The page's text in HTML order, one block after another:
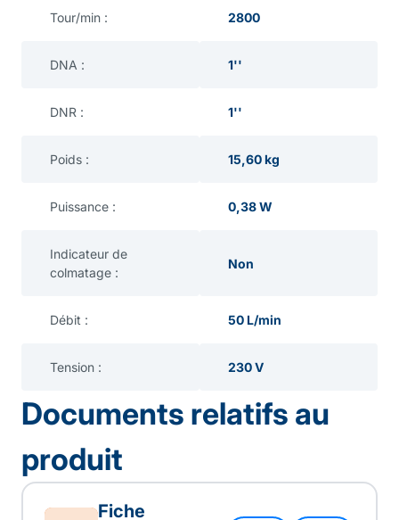
Tour/min : 2800
DNA : 1''
DNR : 1''
Poids : 15,60 kg
Puissance : 0,38 W
Indicateur de
colmatage :
Non
Débit : 50 L/min
Tension : 230 V
Documents relatifs au
produit
Fiche